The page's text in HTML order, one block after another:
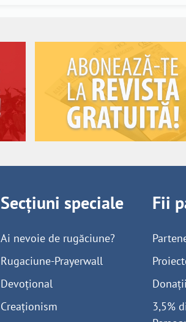
Secțiuni speciale
Ai nevoie de rugăciune?
Rugaciune-Prayerwall
Devoțional
Creaționism
Fii
3,5%